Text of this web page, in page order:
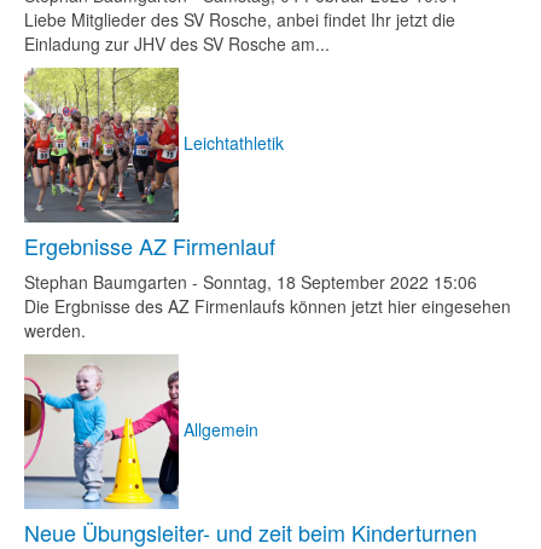
Liebe Mitglieder des SV Rosche, anbei findet Ihr jetzt die
Einladung zur JHV des SV Rosche am...
Leichtathletik
Ergebnisse AZ Firmenlauf
Stephan Baumgarten - Sonntag, 18 September 2022 15:06
Die Ergbnisse des AZ Firmenlaufs können jetzt hier eingesehen
werden.
Allgemein
Neue Übungsleiter- und zeit beim Kinderturnen